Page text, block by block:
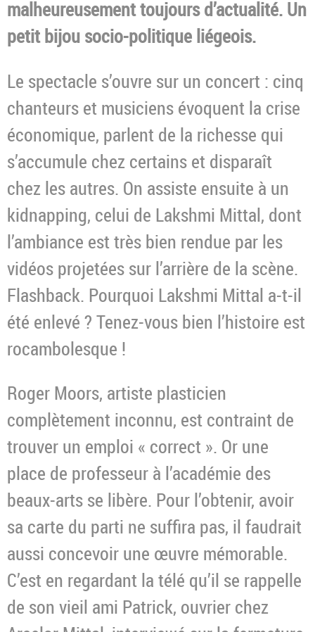
malheureusement toujours d’actualité. Un
petit bijou socio-politique liégeois.
Le spectacle s’ouvre sur un concert : cinq
chanteurs et musiciens évoquent la crise
économique, parlent de la richesse qui
s’accumule chez certains et disparaît
chez les autres. On assiste ensuite à un
kidnapping, celui de Lakshmi Mittal, dont
l’ambiance est très bien rendue par les
vidéos projetées sur l’arrière de la scène.
Flashback. Pourquoi Lakshmi Mittal a-t-il
été enlevé ? Tenez-vous bien l’histoire est
rocambolesque !
Roger Moors, artiste plasticien
complètement inconnu, est contraint de
trouver un emploi « correct ». Or une
place de professeur à l’académie des
beaux-arts se libère. Pour l’obtenir, avoir
sa carte du parti ne suffira pas, il faudrait
aussi concevoir une œuvre mémorable.
C’est en regardant la télé qu’il se rappelle
de son vieil ami Patrick, ouvrier chez